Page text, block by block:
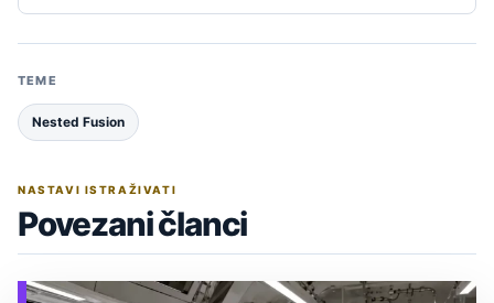
TEME
Nested Fusion
NASTAVI ISTRAŽIVATI
Povezani članci